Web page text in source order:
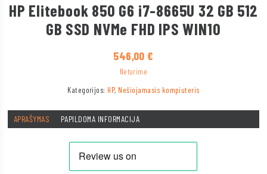
HP Elitebook 850 G6 i7-8665U 32 GB 512
GB SSD NVMe FHD IPS WIN10
546,00€
Neturime
Kategorijos: HP, Nešiojamasis kompiuteris
APRAŠYMAS PAPILDOMA INFORMACIJA